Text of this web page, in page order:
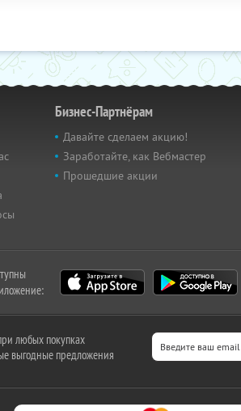
Бизнес-Партнёрам
Давайте сделаем акцию!
Заработайте, как Вебмастер
Прошедшие акции
любых покупках
выгодные предложения